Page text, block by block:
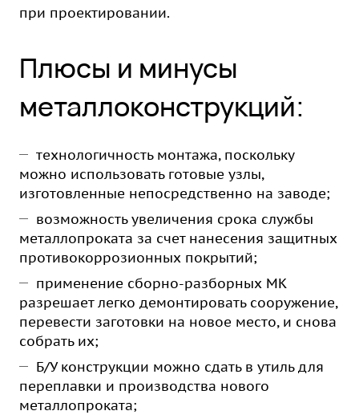
при проектировании.
Плюсы и минусы
металлоконструкций:
технологичность монтажа, поскольку
можно использовать готовые узлы,
изготовленные непосредственно на заводе;
возможность увеличения срока службы
металлопроката за счет нанесения защитных
противокоррозионных покрытий;
применение сборно-разборных МК
разрешает легко демонтировать сооружение,
перевести заготовки на новое место, и снова
собрать их;
Б/У конструкции можно сдать в утиль для
переплавки и производства нового
металлопроката;